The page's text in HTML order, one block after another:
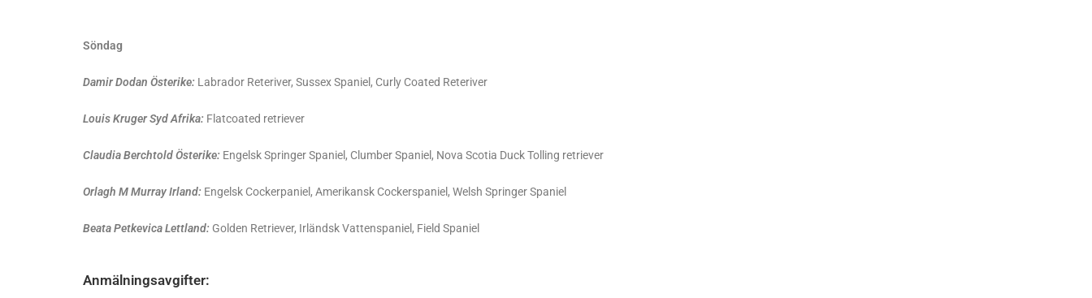
Söndag
Damir Dodan Österike: Labrador Reteriver, Sussex Spaniel, Curly Coated Reteriver
Louis Kruger Syd Afrika: Flatcoated retriever
Claudia Berchtold Österike: Engelsk Springer Spaniel, Clumber Spaniel, Nova Scotia Duck Tolling retriever
Orlagh M Murray Irland: Engelsk Cockerpaniel, Amerikansk Cockerspaniel, Welsh Springer Spaniel
Beata Petkevica Lettland: Golden Retriever, Irländsk Vattenspaniel, Field Spaniel
Anmälningsavgifter: